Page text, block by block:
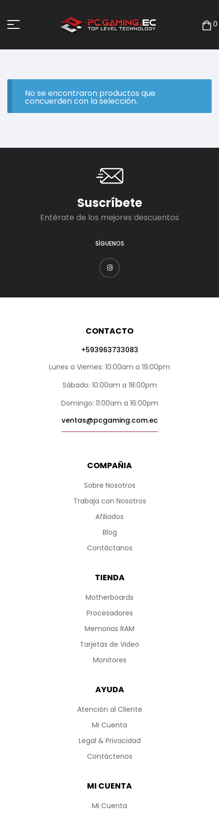
0
No se encontraron productos que
concuerden con la selección.
Suscríbete
Entérate de los mejores descuentos
SÍGUENOS
COMPAÑIA
Sobre Nosotros
Trabaja con Nosotros
Afiliados
Blog
Contáctanos
TIENDA
Motherboards
Procesadores
Memorias RAM
Tarjetas de Video
Monitores
AYUDA
Atención al Cliente
Mi Cuenta
Legal & Privacidad
Contáctenos
MI CUENTA
Mi Cuenta
CONTACTO
+593963733083
Lunes a Viernes: 10:00am a 19:00pm
Sábado: 10:00am a 18:00pm
Domingo: 11:00am a 16:00pm
ventas@pcgaming.com.ec